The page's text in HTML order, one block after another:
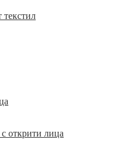
текстил
открити лица